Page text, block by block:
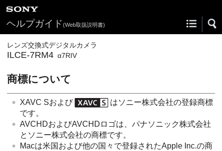
ヘルプガイド(Web取扱説明書)
レンズ交換式デジタルカメラ
ILCE-7RM4 α7RIV
商標について
XAVC Sおよび
はソニー株式会社の登録商標
です。
AVCHDおよびAVCHDロゴは、パナソニック株式会社
とソニー株式会社の商標です。
Macは米国および他の国々で登録されたApple Inc.の商